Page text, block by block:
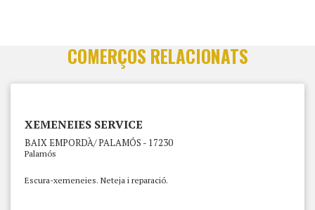
COMERÇOS RELACIONATS
XEMENEIES SERVICE
BAIX EMPORDÀ/ PALAMÓS - 17230
Palamós
Escura-xemeneies. Neteja i reparació.